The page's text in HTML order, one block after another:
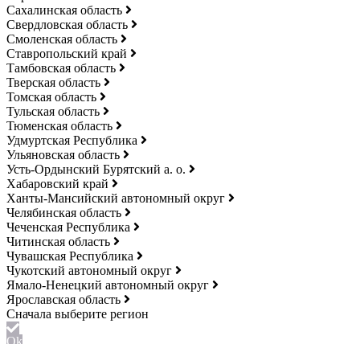
Сахалинская область
Свердловская область
Смоленская область
Ставропольский край
Тамбовская область
Тверская область
Томская область
Тульская область
Тюменская область
Удмуртская Республика
Ульяновская область
Усть-Ордынский Бурятский а. о.
Хабаровский край
Ханты-Мансийский автономный округ
Челябинская область
Чеченская Республика
Читинская область
Чувашская Республика
Чукотский автономный округ
Ямало-Ненецкий автономный округ
Ярославская область